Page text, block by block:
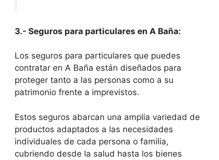
3.- Seguros para particulares en A Baña:
Los seguros para particulares que puedes
contratar en A Baña están diseñados para
proteger tanto a las personas como a su
patrimonio frente a imprevistos.
Estos seguros abarcan una amplia variedad de
productos adaptados a las necesidades
individuales de cada persona o familia,
cubriendo desde la salud hasta los bienes